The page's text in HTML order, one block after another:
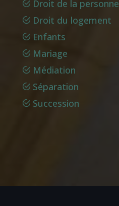
Droit de la personne
Droit du logement
Enfants
Mariage
Médiation
Séparation
Succession